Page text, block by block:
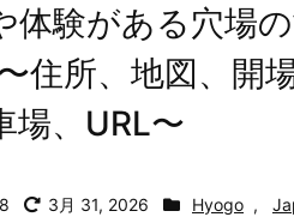
体験がある穴場
住所、地図、開
場、URL〜
3月 31, 2026 Hyogo ,